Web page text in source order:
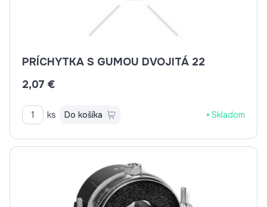
PRÍCHYTKA S GUMOU DVOJITÁ 22
2,07 €
ks Do košíka Skladom